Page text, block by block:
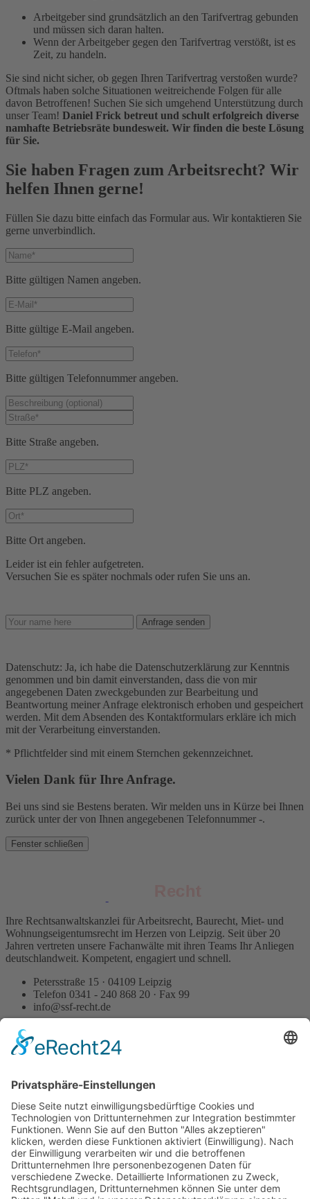
Arbeitgeber sind grundsätzlich an den Tarifvertrag gebunden
und müssen sich daran halten.
Wenn der Arbeitgeber gegen den Tarifvertrag verstößt, ist es
Zeit, zu handeln.
Sie sind nicht sicher, ob gegen Ihren Tarifvertrag verstoßen wurde?
Oftmals haben solche Situationen weitreichende Folgen für alle
davon Betroffenen! Suchen Sie sich umgehend Unterstützung durch
unser Team! Daniel Frick betreut und schult erfolgreich diverse
namhafte Betriebsräte bundesweit. Wir finden die beste Lösung
für Sie.
Sie haben Fragen zum Arbeitsrecht? Wir
helfen Ihnen gerne!
Füllen Sie dazu bitte einfach das Formular aus. Wir kontaktieren Sie
gerne unverbindlich.
Bitte gültigen Namen angeben.
Bitte gültige E-Mail angeben.
Bitte gültigen Telefonnummer angeben.
Bitte Straße angeben.
Bitte PLZ angeben.
Bitte Ort angeben.
Leider ist ein fehler aufgetreten.
Versuchen Sie es später nochmals oder rufen Sie uns an.
Anfrage senden
Datenschutz: Ja, ich habe die Datenschutzerklärung zur Kenntnis
genommen und bin damit einverstanden, dass die von mir
angegebenen Daten zweckgebunden zur Bearbeitung und
Beantwortung meiner Anfrage elektronisch erhoben und gespeichert
werden. Mit dem Absenden des Kontaktformulars erkläre ich mich
mit der Verarbeitung einverstanden.
* Pflichtfelder sind mit einem Sternchen gekennzeichnet.
Vielen Dank für Ihre Anfrage.
Bei uns sind sie Bestens beraten. Wir melden uns in Kürze bei Ihnen
zurück unter der von Ihnen angegebenen Telefonnummer -.
Fenster schließen
Recht
Ihre Rechtsanwaltskanzlei für Arbeitsrecht, Baurecht, Miet- und
Wohnungseigentumsrecht im Herzen von Leipzig. Seit über 20
Jahren vertreten unsere Fachanwälte mit ihren Teams Ihr Anliegen
deutschlandweit. Kompetent, engagiert und schnell.
Petersstraße 15 · 04109 Leipzig
Telefon 0341 - 240 868 20 · Fax 99
info@ssf-recht.de
Spezialisiert auf
Arbeitsrecht Betriebsräte
Privates Baurecht für Unternehmer
Architekten- & Ingenieurrecht
Gewerbliches Mietrecht
Mietrecht für Vermieter
Mietrecht für Mieter
Wohnungseigentumsrecht